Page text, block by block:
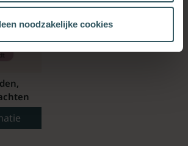
noodzakelijke cookies